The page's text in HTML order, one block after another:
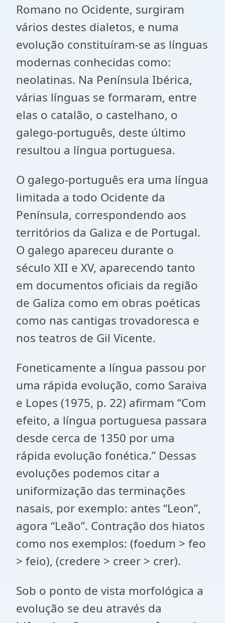
Romano no Ocidente, surgiram
vários destes dialetos, e numa
evolução constituíram-se as línguas
modernas conhecidas como:
neolatinas. Na Península Ibérica,
várias línguas se formaram, entre
elas o catalão, o castelhano, o
galego-português, deste último
resultou a língua portuguesa.
O galego-português era uma língua
limitada a todo Ocidente da
Península, correspondendo aos
territórios da Galiza e de Portugal.
O galego apareceu durante o
século XII e XV, aparecendo tanto
em documentos oficiais da região
de Galiza como em obras poéticas
como nas cantigas trovadoresca e
nos teatros de Gil Vicente.
Foneticamente a língua passou por
uma rápida evolução, como Saraiva
e Lopes (1975, p. 22) afirmam “Com
efeito, a língua portuguesa passara
desde cerca de 1350 por uma
rápida evolução fonética.” Dessas
evoluções podemos citar a
uniformização das terminações
nasais, por exemplo: antes “Leon”,
agora “Leão”. Contração dos hiatos
como nos exemplos: (foedum > feo
> feio), (credere > creer > crer).
Sob o ponto de vista morfológica a
evolução se deu através da